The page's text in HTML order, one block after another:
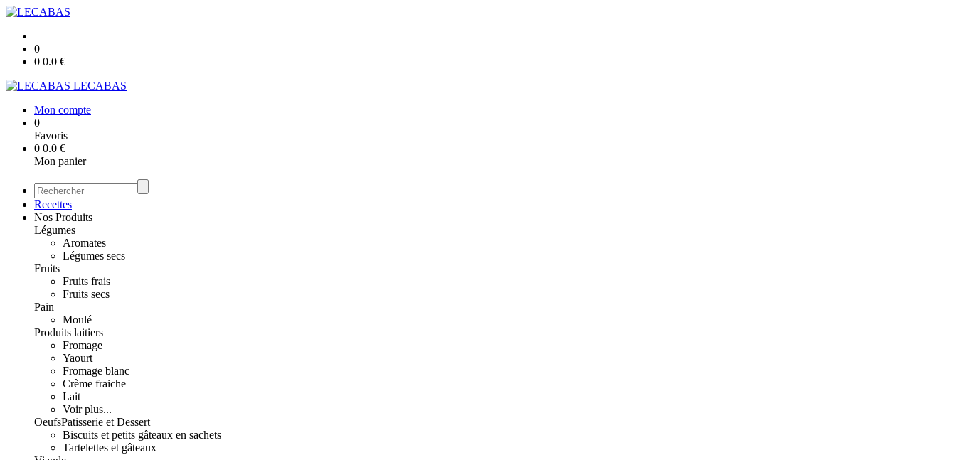
0
0 0.0 €
LECABAS
Mon compte
0
Favoris
0 0.0 €
Mon panier
Recettes
Nos Produits
Légumes
Aromates
Légumes secs
Fruits
Fruits frais
Fruits secs
Pain
Moulé
Produits laitiers
Fromage
Yaourt
Fromage blanc
Crème fraiche
Lait
Voir plus...
OeufsPatisserie et Dessert
Biscuits et petits gâteaux en sachets
Tartelettes et gâteaux